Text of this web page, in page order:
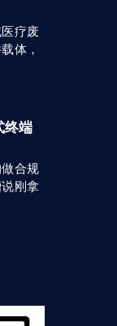
疗废
体，
终端
合规
刚拿